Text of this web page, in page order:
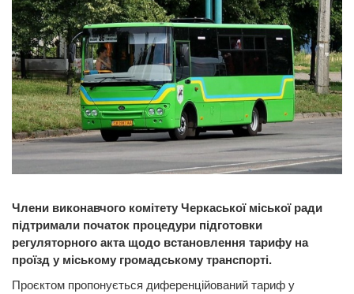
Члени виконавчого комітету Черкаської міської ради
підтримали початок процедури підготовки
регуляторного акта щодо встановлення тарифу на
проїзд у міському громадському транспорті.
Проєктом пропонується диференційований тариф у